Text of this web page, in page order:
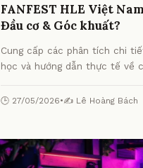
FANFEST HLE Việt
Đầu cơ & Góc khuất?
Cung cấp các phân tích chi
học và hướng dẫn thực tế về
Góc khuất? từ chuyên gia.
🕒 27/05/2026•✍️ Lê Hoàng Bách